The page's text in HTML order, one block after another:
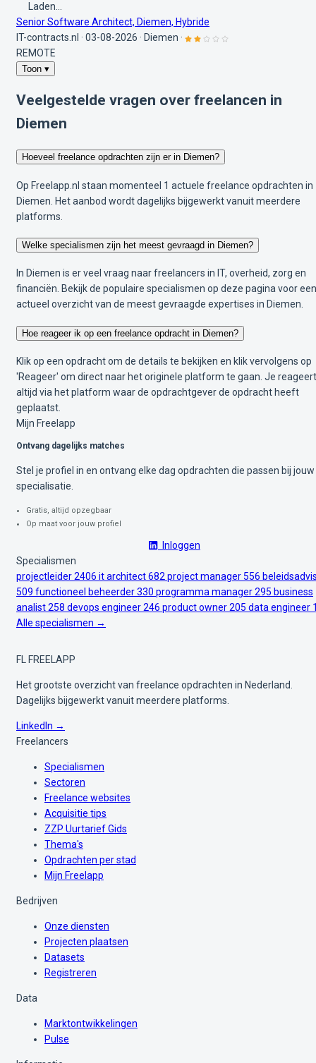
Laden...
Senior Software Architect, Diemen, Hybride
IT-contracts.nl · 03-08-2026 · Diemen ·
REMOTE
Toon ▾
Veelgestelde vragen over freelancen in
Diemen
Hoeveel freelance opdrachten zijn er in Diemen?
Op Freelapp.nl staan momenteel 1 actuele freelance opdrachten in
Diemen. Het aanbod wordt dagelijks bijgewerkt vanuit meerdere
platforms.
Welke specialismen zijn het meest gevraagd in Diemen?
In Diemen is er veel vraag naar freelancers in IT, overheid, zorg en
financiën. Bekijk de populaire specialismen op deze pagina voor een
actueel overzicht van de meest gevraagde expertises in Diemen.
Hoe reageer ik op een freelance opdracht in Diemen?
Klik op een opdracht om de details te bekijken en klik vervolgens op
'Reageer' om direct naar het originele platform te gaan. Je reageert
altijd via het platform waar de opdrachtgever de opdracht heeft
geplaatst.
Mijn Freelapp
Ontvang dagelijks matches
Stel je profiel in en ontvang elke dag opdrachten die passen bij jouw
specialisatie.
Gratis, altijd opzegbaar
Op maat voor jouw profiel
Inloggen
Specialismen
projectleider2406 it architect682 project manager556
509 functioneel beheerder330 programma manager295 business
analist258 devops engineer246 product owner205 data engineer
Alle specialismen →
FL FREELAPP
Het grootste overzicht van freelance opdrachten in Nederland.
Dagelijks bijgewerkt vanuit meerdere platforms.
LinkedIn →
Freelancers
Specialismen
Sectoren
Freelance websites
Acquisitie tips
ZZP Uurtarief Gids
Thema's
Opdrachten per stad
Mijn Freelapp
Bedrijven
Onze diensten
Projecten plaatsen
Datasets
Registreren
Data
Marktontwikkelingen
Pulse